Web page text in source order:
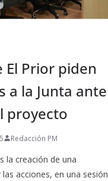
El Prior piden
a la Junta ante
proyecto
Redacción PM
la creación de una
acciones, en una sesión